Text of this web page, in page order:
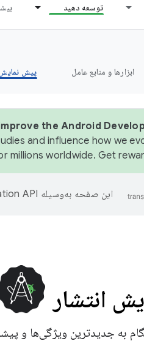
توسعه دهید
ابزارها و منابع عامل پیش نمایش
the Android
and influence how we
millions worldwide. Get
این صفحه به‌وسیله
انتشار